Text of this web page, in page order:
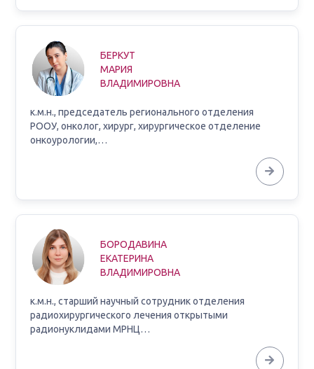
БЕРКУТ
МАРИЯ
ВЛАДИМИРОВНА
к.м.н., председатель регионального отделения
РООУ, онколог, хирург, хирургическое отделение
онкоурологии,…
БОРОДАВИНА
ЕКАТЕРИНА
ВЛАДИМИРОВНА
к.м.н., старший научный сотрудник отделения
радиохирургического лечения открытыми
радионуклидами МРНЦ…